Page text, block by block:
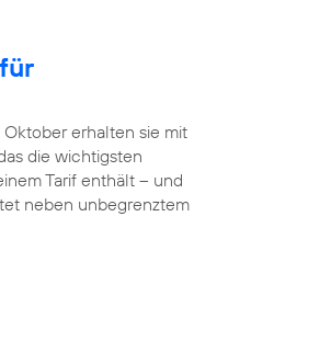
erhalten sie mit
die wichtigsten
Tarif enthält – und
neben unbegrenztem